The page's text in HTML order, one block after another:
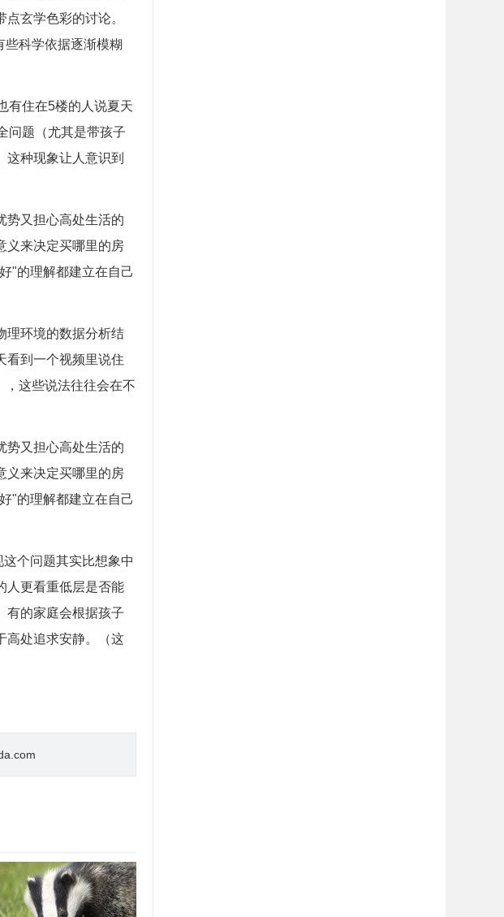
玄学色彩的讨论。
些科学依据逐渐模糊
有住在5楼的人说夏天
问题（尤其是带孩子
种现象让人意识到
势又担心高处生活的
义来决定买哪里的房
"的理解都建立在自己
理环境的数据分析结
看到一个视频里说住
这些说法往往会在不
势又担心高处生活的
义来决定买哪里的房
"的理解都建立在自己
个问题其实比想象中
人更看重低层是否能
有的家庭会根据孩子
高处追求安静。（这